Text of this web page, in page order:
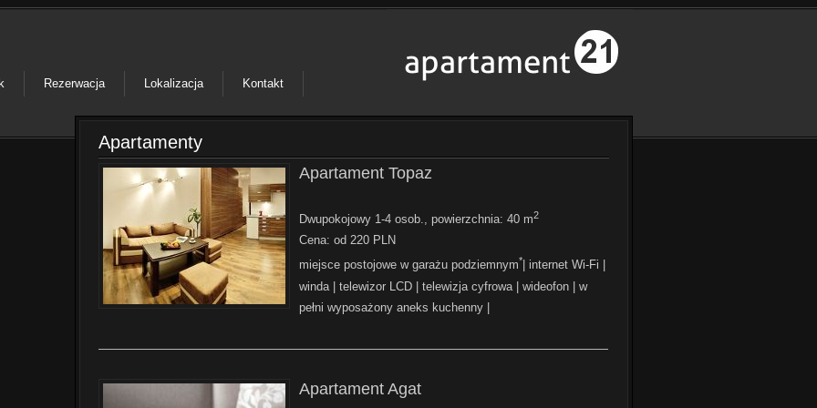
Rezerwacja
Rezerwacja Lokalizacja
Lokalizacja Kontakt
Kontakt
Apartamenty
Apartament Topaz
Dwupokojowy 1-4 osob., powierzchnia: 40 m2
Cena: od 220 PLN
miejsce postojowe w garażu podziemnym*
| internet Wi-Fi |
winda | telewizor LCD | telewizja cyfrowa | wideofon | w
pełni wyposażony aneks kuchenny |
———————————————————————————————————————————
Apartament Agat